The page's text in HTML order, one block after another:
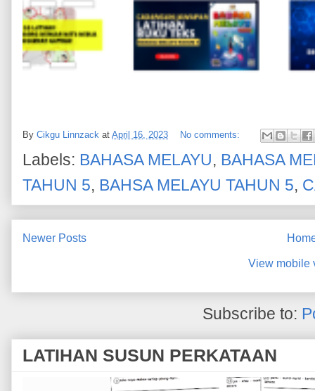
By Cikgu Linnzack at April 16, 2023 No comments:
Labels: BAHASA MELAYU, BAHASA
TAHUN 5, BAHSA MELAYU TAHUN 5,
Newer Posts
View mobile
Subscribe to:
LATIHAN SUSUN PERKATAAN